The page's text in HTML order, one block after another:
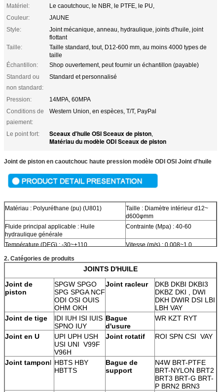
Matériel:
Le caoutchouc, le NBR, le PTFE, le PU,
Couleur:
JAUNE
Style:
Joint mécanique, anneau, hydraulique, joints d'huile, joint
flottant
Taille:
Taille standard, tout, D12-600 mm, au moins 4000 types de
taille
Échantillon:
Shop ouvertement, peut fournir un échantillon (payable)
Standard ou
non standard:
Standard et personnalisé
Pression:
14MPA, 60MPA
Conditions de
paiement:
Western Union, en espèces, T/T, PayPal
Le point fort: Sceaux d'huile OSI Sceaux de piston,
Matériau du modèle ODI Sceaux de piston
Joint de piston en caoutchouc haute pression modèle ODI OSI Joint d'huile
Matériau : Polyuréthane (pu) (U801) ​
Taille : Diamètre intérieur d12~
d600φmm
Fluide principal applicable : Huile
hydraulique générale
Contrainte (Mpa) : 40-60
Température (DEG) : -30~+110
Vitesse (m/s) : 0.008~1.0
Course (mm) : Moins de 2000
Moyenne
2. Catégories de produits
JOINTS D'HUILE
Joint de
piston
SPGW SPGO
SPG SPGA NCF
ODI OSI OUIS
OHM OKH
Joint racleur
DKB DKBI DKBI3
DKBZ DKI , DWI
DKH DWIR DSI LBI
LBH VAY
Joint de tige
IDI IUH ISI IUIS
SPNO IUY
Bague
d'usure
WR KZT RYT
Joint en U
UPI UPH USH
USI UNI V99F
V96H
Joint rotatif ROI SPN CSI VAY
Joint tamponl HBTS HBY
HBTTS
Bague de
support
N4W BRT-PTFE
BRT-NYLON BRT2
BRT3 BRT-G BRT-
P BRN2 BRN3